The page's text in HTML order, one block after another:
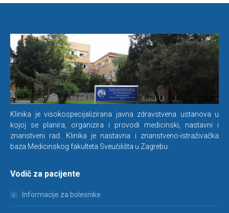
Klinika je visokospecijalizirana javna zdravstvena ustanova u
kojoj se planira, organizira i provodi medicinski, nastavni i
znanstveni rad. Klinika je nastavna i znanstveno-istraživačka
baza Medicinskog fakulteta Sveučilišta u Zagrebu.
Vodič za pacijente
Informacije za bolesnike